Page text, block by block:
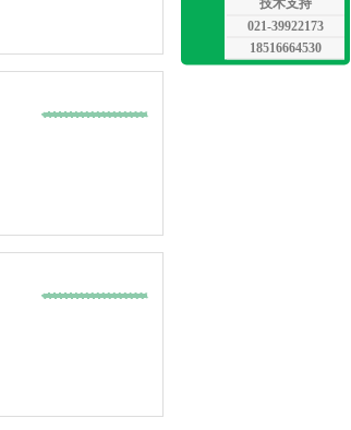
021-39922173
18516664530